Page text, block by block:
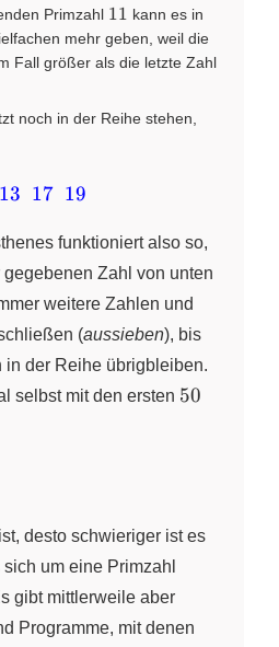
Primzahl 11
11 kann es in
mehr geben, weil die
Fall größer als die letzte Zahl
noch in der Reihe stehen,
13 17 19
funktioniert also so,
Zahl von unten
weitere Zahlen und
(aussieben), bis
in der Reihe übrigbleiben.
selbst mit den ersten 50
50
desto schwieriger ist es
um eine Primzahl
gibt mittlerweile aber
Programme, mit denen